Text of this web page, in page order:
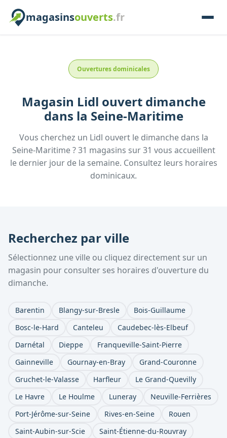
magasinsouverts.fr
Ouvertures dominicales
Magasin Lidl ouvert dimanche
dans la Seine-Maritime
Vous cherchez un Lidl ouvert le dimanche dans la
Seine-Maritime?31 magasins sur 31 vous accueillent
le dernier jour de la semaine. Consultez leurs horaires
dominicaux.
Recherchez par ville
Sélectionnez une ville ou cliquez directement sur un
magasin pour consulter ses horaires d'ouverture du
dimanche.
Barentin Blangy-sur-Bresle
Bois-Guillaume
Bosc-le-Hard
Canteleu
Caudebec-lès-Elbeuf
Darnétal
Dieppe
Franqueville-Saint-Pierre
Gainneville
Gournay-en-Bray
Grand-Couronne
Gruchet-le-Valasse
Harfleur
Le Grand-Quevilly
Le Havre
Le Houlme Luneray
Neuville-Ferrières
Port-Jérôme-sur-Seine
Rives-en-Seine
Rouen
Saint-Aubin-sur-Scie
Saint-Étienne-du-Rouvray